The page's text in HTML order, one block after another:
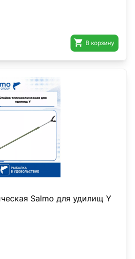
 В корзину
Salmo для удилищ Y